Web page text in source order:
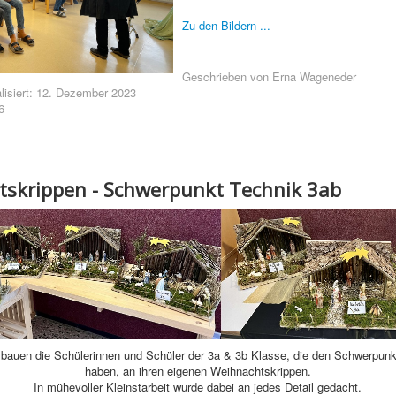
Zu den Bildern ...
Geschrieben von Erna Wageneder
12. Dezember 2023
- Schwerpunkt Technik 3ab
die Schülerinnen und Schüler der 3a & 3b Klasse, die den
haben, an ihren eigenen Weihnachtskrippen.
In mühevoller Kleinstarbeit wurde dabei an jedes Detail gedacht.